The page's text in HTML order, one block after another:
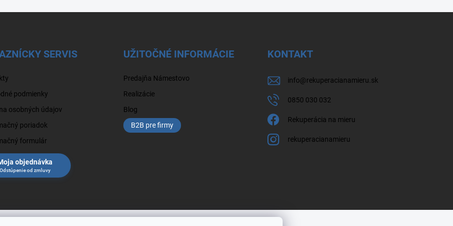
SERVIS
podmienky
osobných údajov
poriadok
formulár
objednávka
UŽITOČNÉ INFORMÁCIE
Predajňa Námestovo
Realizácie
Blog
B2B pre firmy
KONTAKT
info@rekuperacianamieru.sk
0850 030 032
Rekuperácia na mieru
rekuperacianamieru